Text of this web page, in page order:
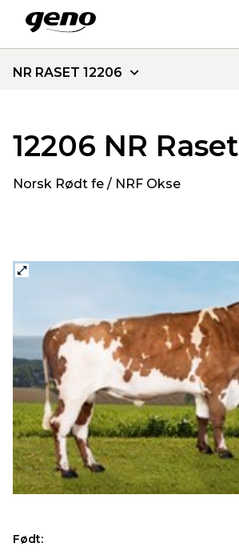
NR RASET 12206
12206 NR Raset
Norsk Rødt fe / NRF Okse
Født: